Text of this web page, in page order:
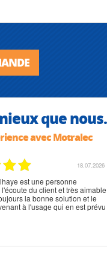
que
avec Motralec
02.07.2026
très content